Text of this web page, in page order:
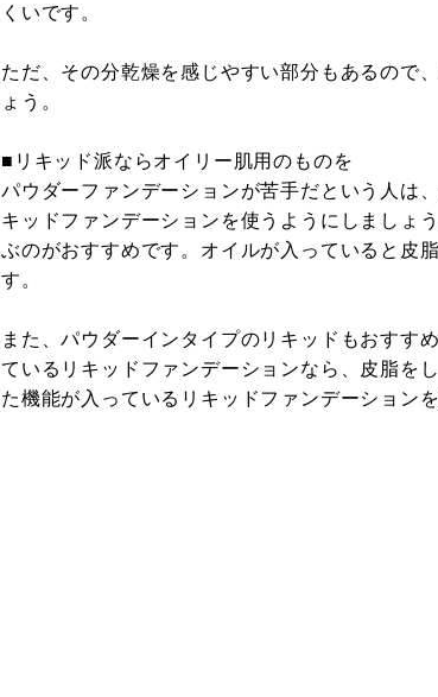
くいです。
ただ、その分乾燥を感じやすい部分もあるので
ょう。
■リキッド派ならオイリー肌用のものを
パウダーファンデーションが苦手だという人は
キッドファンデーションを使うようにしましょ
ぶのがおすすめです。オイルが入っていると皮
す。
また、パウダーインタイプのリキッドもおすす
ているリキッドファンデーションなら、皮脂を
た機能が入っているリキッドファンデーション